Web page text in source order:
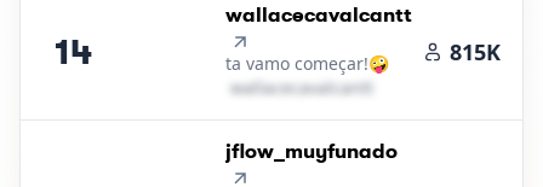
14
14.
wallacecavalcantt
ta vamo começar!🤪
w​a​l​l​a​c​e​c​a​v​a​l​c​a​n​t​t​
815K
15.
jflow_muyfunado